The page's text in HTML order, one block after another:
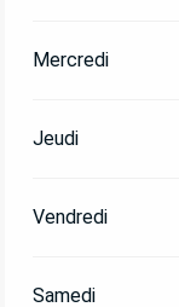
Mercredi
Jeudi
Vendredi
Samedi